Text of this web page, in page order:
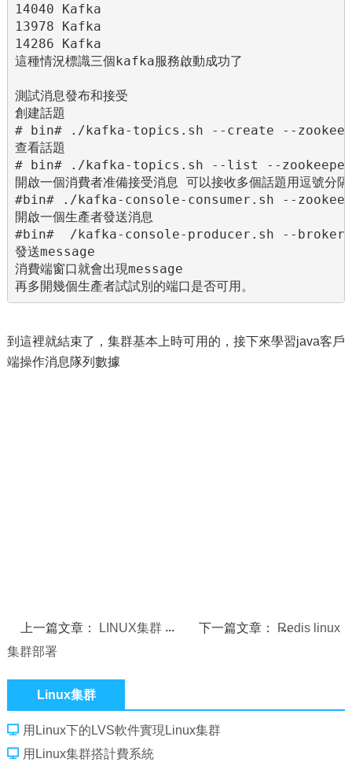
14040 Kafka
13978 Kafka
14286 Kafka
這種情況標識三個kafka服務啟動成功了
測試消息發布和接受
創建話題
# bin# ./kafka-topics.sh --create --
查看話題
# bin# ./kafka-topics.sh --list --zookeeper
開啟一個消費者准備接受消息 可以接收多個話題用逗號分隔
#bin# ./kafka-console-consumer.sh --
開啟一個生產者發送消息
#bin#  /kafka-console-producer.sh --
發送message
消費端窗口就會出現message
再多開幾個生產者試試別的端口是否可用。
到這裡就結束了，集群基本上時可用的，接下來學習java客戶
端操作消息隊列數據
上一篇文章： LINUX集群 下一篇文章：
Redis linux
集群部署
Linux集群
用Linux下的LVS軟件實現Linux集群
用Linux集群搭計費系統